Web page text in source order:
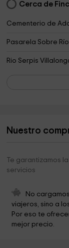
Cerca de
Cementerio de
Pasarela Sobre
Rio Serpis
Ayuntamiento de
Parroquia de los
Refugi de la font
Ayuntamiento de
Ayuntamiento De
Nuestro
Te garantizamos
servicios
No
viajeros, sino a
Por eso te
mejor precio.